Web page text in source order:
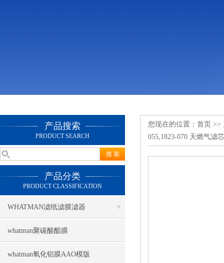
产品搜索
PRODUCT SEARCH
产品分类
PRODUCT CLASSIFICATION
WHATMAN滤纸滤膜滤器
whatman聚碳酸酯膜
whatman氧化铝膜AAO模版
您现在的位置： 首页 >>
055,1823-070 天燃气滤芯